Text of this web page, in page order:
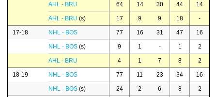
AHL - BRU 64 14 30 44 14
AHL - BRU (s) 17 9 9 18 -
17-18 NHL - BOS 77 16 31 47 16
NHL - BOS (s) 9 1 - 1 2
AHL - BRU 4 1 7 8 2
18-19 NHL - BOS 77 11 23 34 16
NHL - BOS (s) 24 2 6 8 2